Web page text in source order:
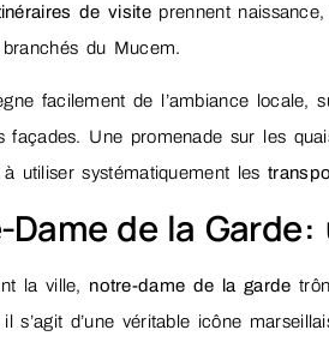
de visiteprennent
du Mucem.
facilement de l’ambiance
façades. Une promenade sur les
à utiliser systématiquement les
Dame de la Garde
la ville, notre-dame de la garde
il s’agit d’une véritable icône